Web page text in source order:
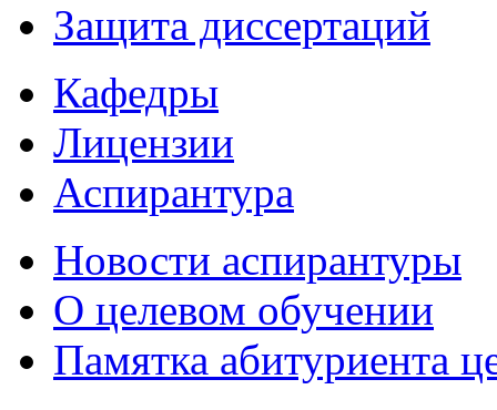
Защита диссертаций
Кафедры
Лицензии
Аспирантура
Новости аспирантуры
О целевом обучении
Памятка абитуриента